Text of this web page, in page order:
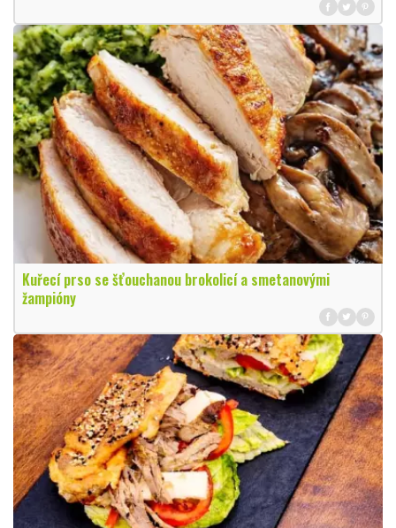
Kuřecí prso se šťouchanou brokolicí a smetanovými
žampióny